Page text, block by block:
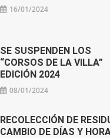
16/01/2024
SE SUSPENDEN LOS
“CORSOS DE LA VILLA”
EDICIÓN 2024
08/01/2024
RECOLECCIÓN DE
CAMBIO DE DÍAS Y